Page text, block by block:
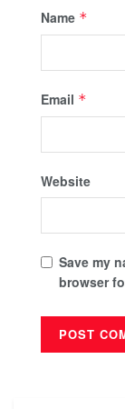
Name *
Email *
Website
Save my
browser